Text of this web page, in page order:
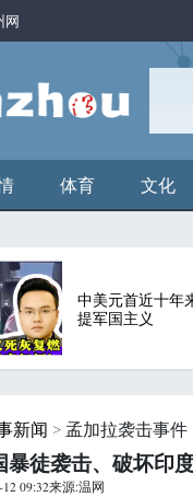
网
体育 文化
中美元首近十年
提军国主义
新闻 > 孟加拉袭击事件
暴徒袭击、破坏印
09:32来源:温网